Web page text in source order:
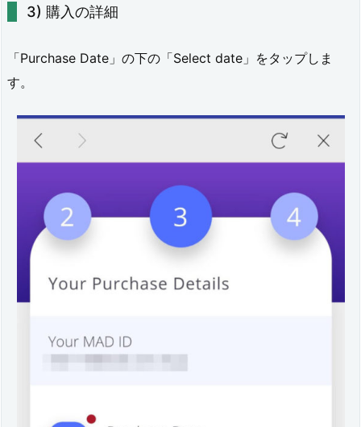
購入の詳細
「Purchase Date」の下の「Select date」をタップしま
す。